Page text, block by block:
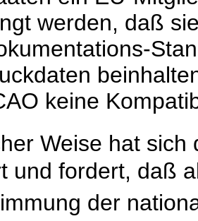
werden, daß
keine
Weise hat
und fordert, daß
der